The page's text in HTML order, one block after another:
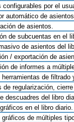
configurables por el
automático de
de asientos.
de subcuentas en el
de asientos del
/ exportación de
de informes a
herramientas de
de regularización,
descuadres del libro
en el libro diario.
gráficos de múltiples